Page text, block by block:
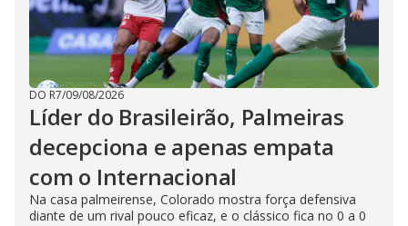
DO R7/09/08/2026
Líder do Brasileirão, Palmeiras
decepciona e apenas empata
com o Internacional
Na casa palmeirense, Colorado mostra força defensiva
diante de um rival pouco eficaz, e o clássico fica no 0 a 0